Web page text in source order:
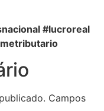
#lucroreal
Campos